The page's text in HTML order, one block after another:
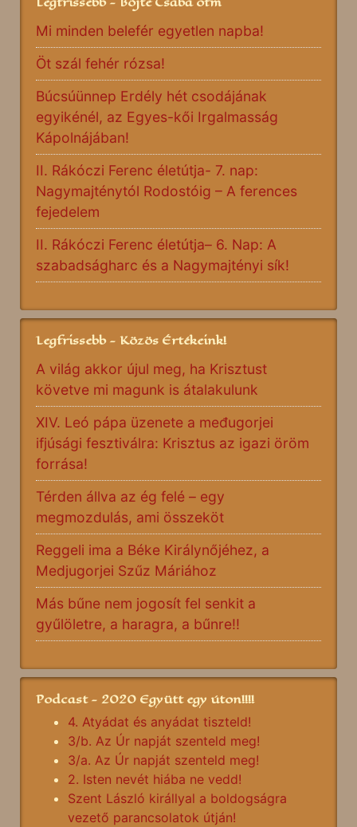
Mi minden belefér egyetlen napba!
Öt szál fehér rózsa!
Búcsúünnep Erdély hét csodájának
egyikénél, az Egyes-kői Irgalmasság
Kápolnájában!
II. Rákóczi Ferenc életútja- 7. nap:
Nagymajténytól Rodostóig – A ferences
fejedelem
II. Rákóczi Ferenc életútja– 6. Nap: A
szabadságharc és a Nagymajtényi sík!
Legfrissebb - Közös Értékeink!
A világ akkor újul meg, ha Krisztust
követve mi magunk is átalakulunk
XIV. Leó pápa üzenete a međugorjei
ifjúsági fesztiválra: Krisztus az igazi öröm
forrása!
Térden állva az ég felé – egy
megmozdulás, ami összeköt
Reggeli ima a Béke Királynőjéhez, a
Medjugorjei Szűz Máriához
Más bűne nem jogosít fel senkit a
gyűlöletre, a haragra, a bűnre!!
Podcast - 2020 Együtt egy úton!!!!
4. Atyádat és anyádat tiszteld!
3/b. Az Úr napját szenteld meg!
3/a. Az Úr napját szenteld meg!
2. Isten nevét hiába ne vedd!
Szent László királlyal a boldogságra
vezető parancsolatok útján!